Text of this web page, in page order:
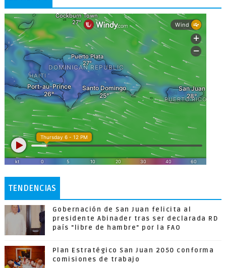
TENDENCIAS
Gobernación de San Juan felicita al
presidente Abinader tras ser declarada RD
país "libre de hambre" por la FAO
Plan Estratégico San Juan 2050 conforma
comisiones de trabajo